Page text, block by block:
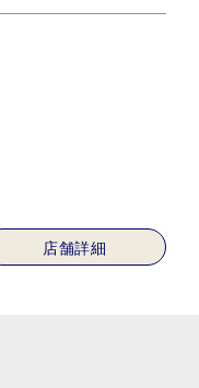
店舗詳細